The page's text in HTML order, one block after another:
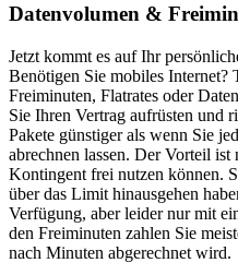
Datenvolumen &
Jetzt kommt es auf Ihr
Benötigen Sie mobiles Internet?
Freiminuten, Flatrates oder
Sie Ihren Vertrag aufrüsten und
Pakete günstiger als wenn Sie
abrechnen lassen. Der Vorteil ist
Kontingent frei nutzen können.
über das Limit hinausgehen
Verfügung, aber leider nur mit
den Freiminuten zahlen Sie
nach Minuten abgerechnet wird.